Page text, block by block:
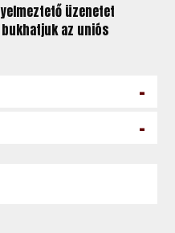
üzenetet
az uniós
-
-